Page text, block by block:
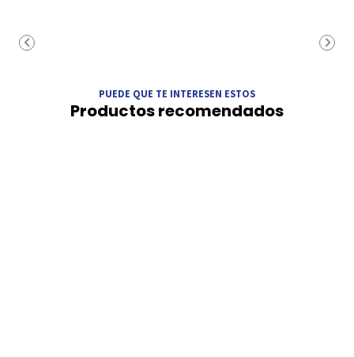
PUEDE QUE TE INTERESEN ESTOS
Productos recomendados